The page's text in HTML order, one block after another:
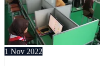
1 Nov 2022